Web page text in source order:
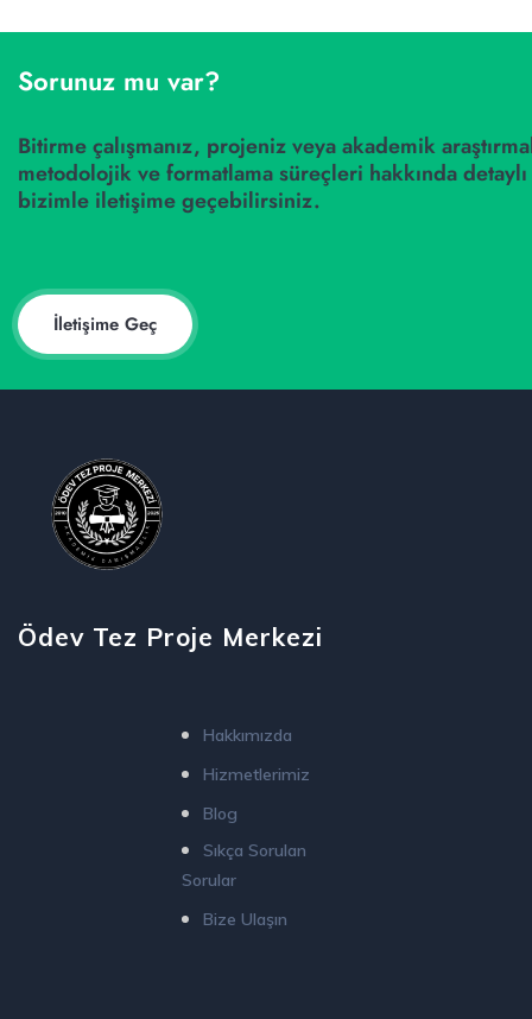
Sorunuz mu var?
Bitirme çalışmanız, projeniz veya akademik
metodolojik ve formatlama süreçleri hakkında
bizimle iletişime geçebilirsiniz.
İletişime Geç
Ödev Tez Proje Merkezi
Hakkımızda
Hizmetlerimiz
Blog
Sıkça Sorulan
Sorular
Bize Ulaşın